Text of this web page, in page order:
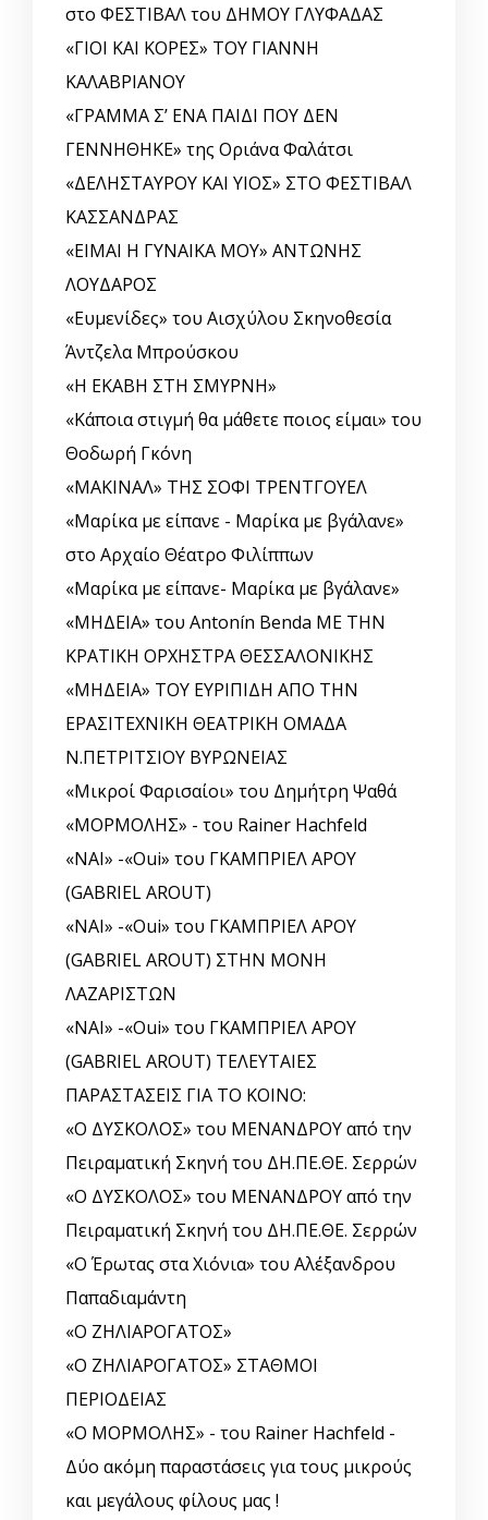
στο ΦΕΣΤΙΒΑΛ του ΔΗΜΟΥ ΓΛΥΦΑΔΑΣ
«ΓΙΟΙ ΚΑΙ ΚΟΡΕΣ» ΤΟΥ ΓΙΑΝΝΗ
ΚΑΛΑΒΡΙΑΝΟΥ
«ΓΡΑΜΜΑ Σ’ ΕΝΑ ΠΑΙΔΙ ΠΟΥ ΔΕΝ
ΓΕΝΝΗΘΗΚΕ» της Οριάνα Φαλάτσι
«ΔΕΛΗΣΤΑΥΡΟΥ ΚΑΙ ΥΙΟΣ» ΣΤΟ ΦΕΣΤΙΒΑΛ
ΚΑΣΣΑΝΔΡΑΣ
«ΕΙΜΑΙ Η ΓΥΝΑΙΚΑ ΜΟΥ» ΑΝΤΩΝΗΣ
ΛΟΥΔΑΡΟΣ
«Ευμενίδες» του Αισχύλου Σκηνοθεσία
Άντζελα Μπρούσκου
«Η ΕΚΑΒΗ ΣΤΗ ΣΜΥΡΝΗ»
«Κάποια στιγμή θα μάθετε ποιος είμαι» του
Θοδωρή Γκόνη
«ΜΑΚΙΝΑΛ» ΤΗΣ ΣΟΦΙ ΤΡΕΝΤΓΟΥΕΛ
«Μαρίκα με είπανε - Μαρίκα με βγάλανε»
στο Αρχαίο Θέατρο Φιλίππων
«Μαρίκα με είπανε- Μαρίκα με βγάλανε»
«ΜΗΔΕΙΑ» του Antonín Benda ΜΕ ΤΗΝ
ΚΡΑΤΙΚΗ ΟΡΧΗΣΤΡΑ ΘΕΣΣΑΛΟΝΙΚΗΣ
«ΜΗΔΕΙΑ» ΤΟΥ ΕΥΡΙΠΙΔΗ ΑΠΟ ΤΗΝ
ΕΡΑΣΙΤΕΧΝΙΚΗ ΘΕΑΤΡΙΚΗ ΟΜΑΔΑ
Ν.ΠΕΤΡΙΤΣΙΟΥ ΒΥΡΩΝΕΙΑΣ
«Μικροί Φαρισαίοι» του Δημήτρη Ψαθά
«ΜΟΡΜΟΛΗΣ» - του Rainer Hachfeld
«ΝΑΙ» -«Oui» του ΓΚΑΜΠΡΙΕΛ ΑΡΟΥ
(GABRIEL AROUT)
«ΝΑΙ» -«Oui» του ΓΚΑΜΠΡΙΕΛ ΑΡΟΥ
(GABRIEL AROUT) ΣΤΗΝ ΜΟΝΗ
ΛΑΖΑΡΙΣΤΩΝ
«ΝΑΙ» -«Oui» του ΓΚΑΜΠΡΙΕΛ ΑΡΟΥ
(GABRIEL AROUT) ΤΕΛΕΥΤΑΙΕΣ
ΠΑΡΑΣΤΑΣΕΙΣ ΓΙΑ ΤΟ ΚΟΙΝΟ:
«Ο ΔΥΣΚΟΛΟΣ» του ΜΕΝΑΝΔΡΟΥ από την
Πειραματική Σκηνή του ΔΗ.ΠΕ.ΘΕ. Σερρών
«Ο ΔΥΣΚΟΛΟΣ» του ΜΕΝΑΝΔΡΟΥ από την
Πειραματική Σκηνή του ΔΗ.ΠΕ.ΘΕ. Σερρών
«Ο Έρωτας στα Χιόνια» του Αλέξανδρου
Παπαδιαμάντη
«Ο ΖΗΛΙΑΡΟΓΑΤΟΣ»
«Ο ΖΗΛΙΑΡΟΓΑΤΟΣ» ΣΤΑΘΜΟΙ
ΠΕΡΙΟΔΕΙΑΣ
«Ο ΜΟΡΜΟΛΗΣ» - του Rainer Hachfeld -
Δύο ακόμη παραστάσεις για τους μικρούς
και μεγάλους φίλους μας !